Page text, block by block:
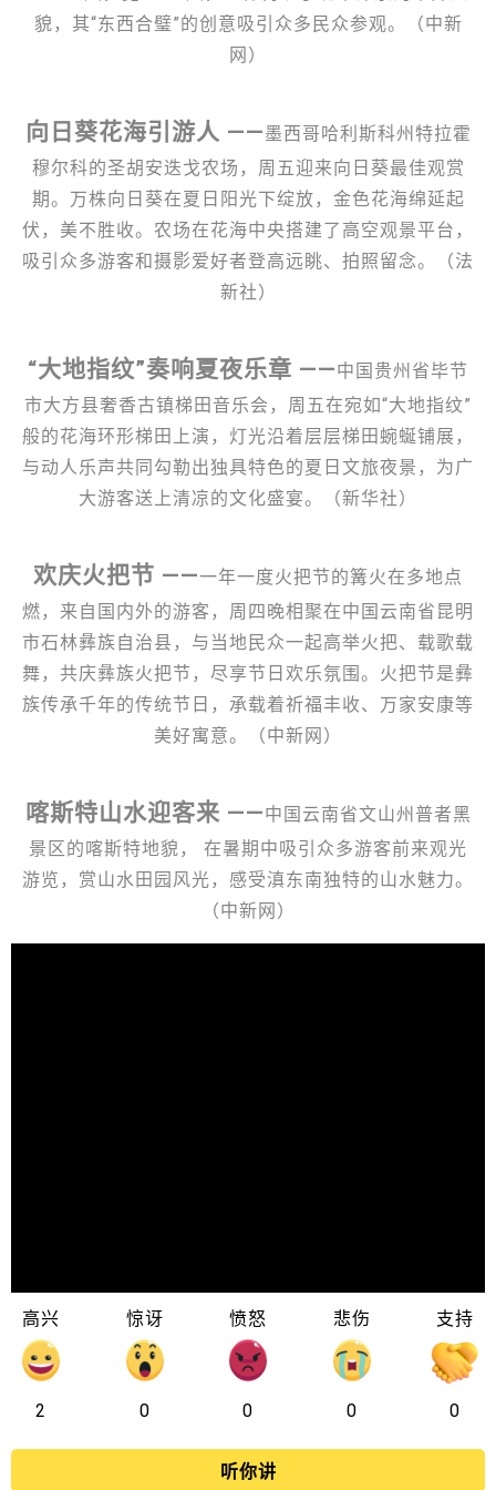
貌，其“东西合璧”的创意吸引众多民众参观。（中新
网）
向日葵花海引游人 ——墨西哥哈利斯科州特拉霍
穆尔科的圣胡安迭戈农场，周五迎来向日葵最佳观赏
期。万株向日葵在夏日阳光下绽放，金色花海绵延起
伏，美不胜收。农场在花海中央搭建了高空观景平台，
吸引众多游客和摄影爱好者登高远眺、拍照留念。（法
新社）
“大地指纹”奏响夏夜乐章 ——中国贵州省毕节
市大方县奢香古镇梯田音乐会，周五在宛如“大地指纹”
般的花海环形梯田上演，灯光沿着层层梯田蜿蜒铺展，
与动人乐声共同勾勒出独具特色的夏日文旅夜景，为广
大游客送上清凉的文化盛宴。（新华社）
欢庆火把节 ——一年一度火把节的篝火在多地点
燃，来自国内外的游客，周四晚相聚在中国云南省昆明
市石林彝族自治县，与当地民众一起高举火把、载歌载
舞，共庆彝族火把节，尽享节日欢乐氛围。火把节是彝
族传承千年的传统节日，承载着祈福丰收、万家安康等
美好寓意。（中新网）
喀斯特山水迎客来 ——中国云南省文山州普者黑
景区的喀斯特地貌， 在暑期中吸引众多游客前来观光
游览，赏山水田园风光，感受滇东南独特的山水魅力。
（中新网）
高兴
2
惊讶
0
愤怒
0
悲伤
0
支持
0
听你讲